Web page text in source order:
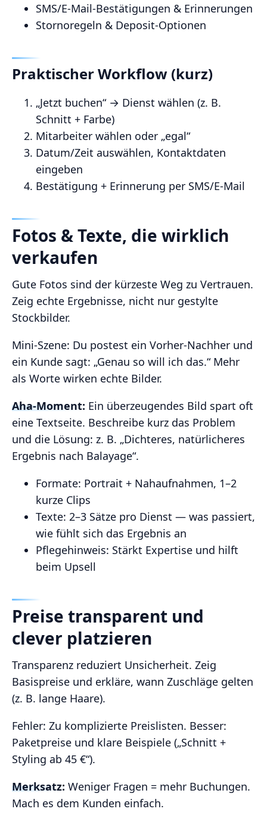
SMS/E‑Mail‑Bestätigungen & Erinnerungen
Stornoregeln & Deposit‑Optionen
Praktischer Workflow (kurz)
„Jetzt buchen“ → Dienst wählen (z. B.
Schnitt + Farbe)
Mitarbeiter wählen oder „egal“
Datum/Zeit auswählen, Kontaktdaten
eingeben
Bestätigung + Erinnerung per SMS/E‑Mail
Fotos & Texte, die wirklich
verkaufen
Gute Fotos sind der kürzeste Weg zu Vertrauen.
Zeig echte Ergebnisse, nicht nur gestylte
Stockbilder.
Mini‑Szene: Du postest ein Vorher‑Nachher und
ein Kunde sagt: „Genau so will ich das.“ Mehr
als Worte wirken echte Bilder.
Aha‑Moment: Ein überzeugendes Bild spart oft
eine Textseite. Beschreibe kurz das Problem
und die Lösung: z. B. „Dichteres, natürlicheres
Ergebnis nach Balayage“.
Formate: Portrait + Nahaufnahmen, 1–2
kurze Clips
Texte: 2–3 Sätze pro Dienst — was passiert,
wie fühlt sich das Ergebnis an
Pflegehinweis: Stärkt Expertise und hilft
beim Upsell
Preise transparent und
clever platzieren
Transparenz reduziert Unsicherheit. Zeig
Basispreise und erkläre, wann Zuschläge gelten
(z. B. lange Haare).
Fehler: Zu komplizierte Preislisten. Besser:
Paketpreise und klare Beispiele („Schnitt +
Styling ab 45 €“).
Merksatz: Weniger Fragen = mehr Buchungen.
Mach es dem Kunden einfach.